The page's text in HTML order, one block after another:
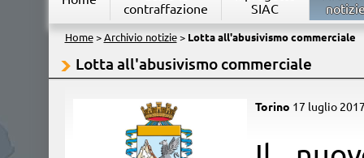
contraffazione
SIAC
Home> Archivio notizie> Lotta all'abusivismo commerciale
Lotta all'abusivismo commerciale
Torino 17 luglio